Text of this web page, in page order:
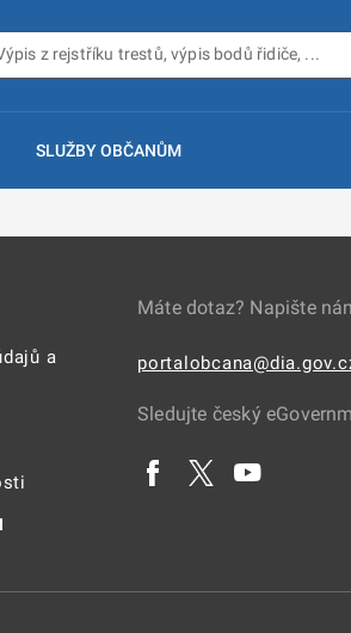
SLUŽBY OBČANŮM
a
Máte dotaz? Napište
Sledujte český